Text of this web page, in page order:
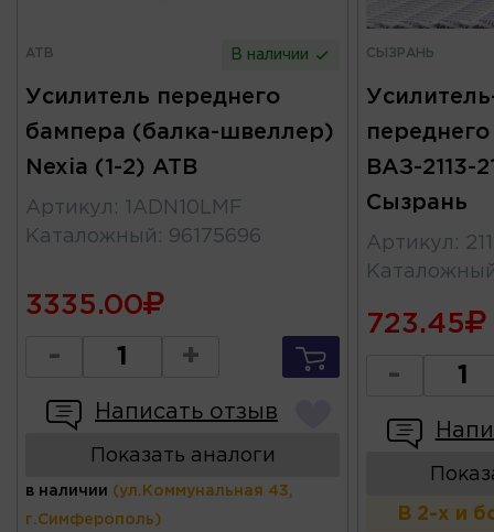
ATB В наличии
Усилитель переднего
бампера (балка-швеллер)
Nexia (1-2) ATB
Артикул :
1ADN10LMF
Каталожный : 96175696
3335.00
- +
Написать отзыв
Показать аналоги
в наличии (ул.Коммунальная 43,
г.Симферополь)
СЫЗРАНЬ
ВАЗ-2113-
Сызрань
Артикул :
723.45
-
В 2-х и